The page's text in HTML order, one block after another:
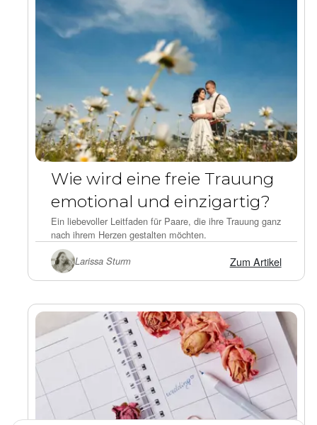
Wie wird eine freie Trauung
emotional und einzigartig?
Ein liebevoller Leitfaden für Paare, die ihre Trauung ganz
nach ihrem Herzen gestalten möchten.
Larissa Sturm Zum Artikel